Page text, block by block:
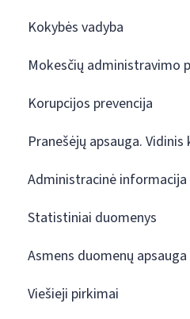
Kokybės vadyba
Mokesčių administravimo
Korupcijos prevencija
Pranešėjų apsauga. Vidinis
Administracinė informacija
Statistiniai duomenys
Asmens duomenų apsauga
Viešieji pirkimai